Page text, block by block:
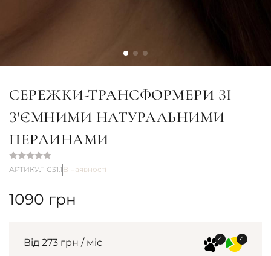
СЕРЕЖКИ-ТРАНСФОРМЕРИ ЗІ
З'ЄМНИМИ НАТУРАЛЬНИМИ
ПЕРЛИНАМИ
АРТИКУЛ С31.1 В наявності
1090 грн
Від 273 грн / міс